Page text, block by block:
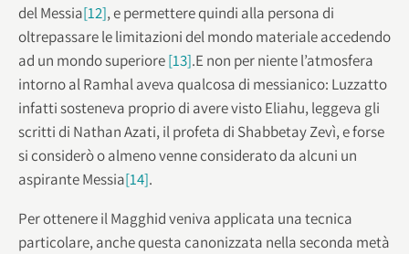
del Messia[12], e permettere quindi alla persona di
oltrepassare le limitazioni del mondo materiale accedendo
ad un mondo superiore[13].E non per niente l’atmosfera
intorno al Ramhal aveva qualcosa di messianico: Luzzatto
infatti sosteneva proprio di avere visto Eliahu, leggeva gli
scritti di Nathan Azati, il profeta di Shabbetay Zevì, e forse
si considerò o almeno venne considerato da alcuni un
aspirante Messia[14].
Per ottenere il Magghid veniva applicata una tecnica
particolare, anche questa canonizzata nella seconda metà